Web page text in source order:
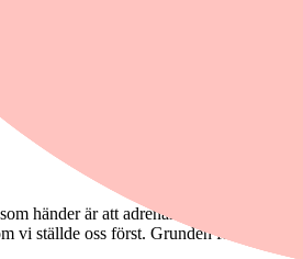
händer är att adrenalinet ökar. Det
vi ställde oss först. Grunden för hur vi